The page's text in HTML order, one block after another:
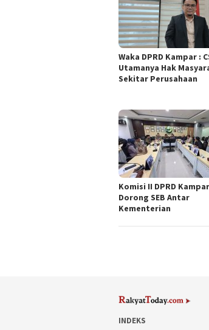
Waka DPRD Kampar :
Utamanya Hak
Sekitar Perusahaan
Komisi II DPRD Kampar
Dorong SEB Antar
Kementerian
INDEKS